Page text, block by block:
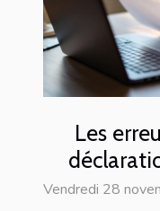
Les
Vendredi 28